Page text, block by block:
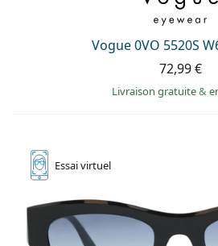
Vogue 0VO 5520S
72,99 €
Livraison gratuite&
Essaivirtuel